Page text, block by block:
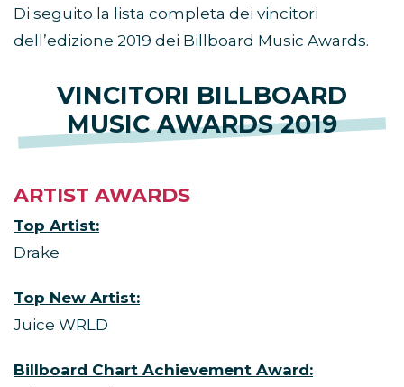
Di seguito la lista completa dei vincitori
dell’edizione 2019 dei Billboard Music Awards.
VINCITORI BILLBOARD
MUSIC AWARDS 2019
ARTIST AWARDS
Top Artist:
Drake
Top New Artist:
Juice WRLD
Billboard Chart Achievement Award: